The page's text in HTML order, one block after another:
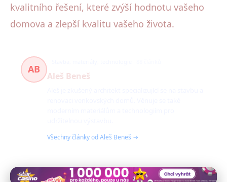
kvalitního řešení, které zvýší hodnotu vašeho
domova a zlepší kvalitu vašeho života.
AB
Aleš Beneš
Všechny články od Aleš Beneš →